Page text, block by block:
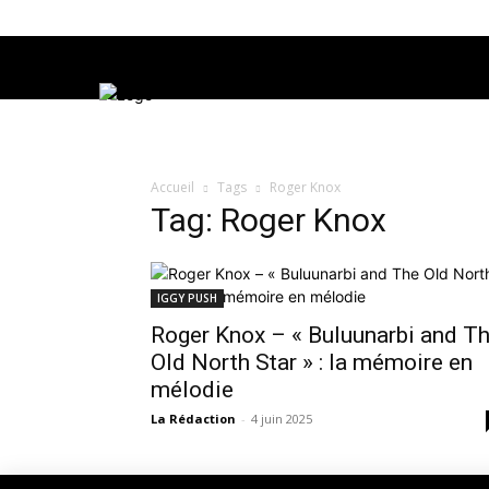
Accueil Tags Roger Knox
Tag: Roger Knox
IGGY PUSH
Roger Knox – « Buluunarbi and
Old North Star » : la mémoire en
mélodie
La Rédaction - 4 juin 2025